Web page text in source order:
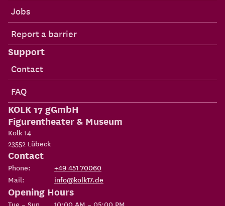
Jobs
Report a barrier
Support
Contact
FAQ
KOLK 17 gGmbH
Figurentheater & Museum
Kolk 14
23552 Lübeck
Contact
Phone:
+49 451 70060
Mail:
info@kolk17.de
Opening Hours